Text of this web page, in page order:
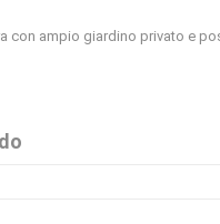
con ampio giardino privato e